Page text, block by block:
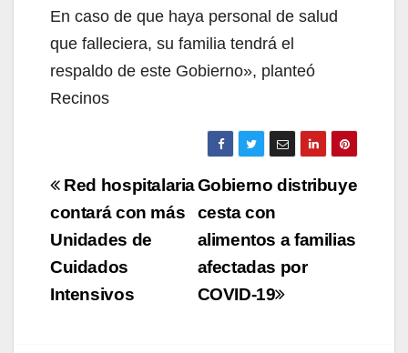
En caso de que haya personal de salud
que falleciera, su familia tendrá el
respaldo de este Gobierno», planteó
Recinos
Navegación
de
entradas
Gobierno distribuye
cesta con
alimentos a familias
afectadas por
COVID-19
Red hospitalaria
contará con más
Unidades de
Cuidados
Intensivos